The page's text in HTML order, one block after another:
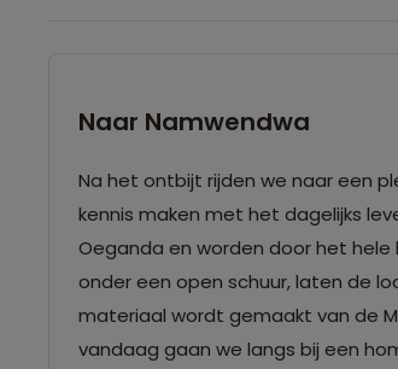
Naar Namwendwa
Na het ontbijt rijden we naar een
kennis maken met het dagelijks
Oeganda en worden door het hele
onder een open schuur, laten de
materiaal wordt gemaakt van de
vandaag gaan we langs bij een